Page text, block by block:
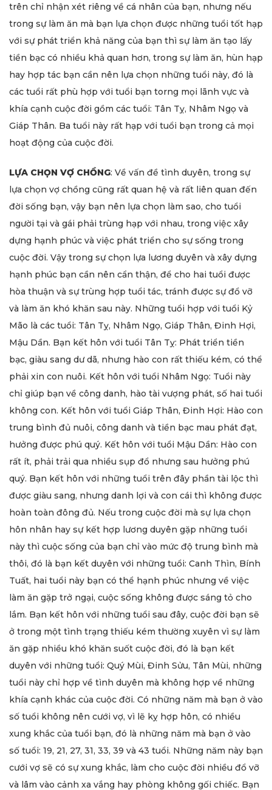
trên chỉ nhận xét riêng về cá nhân của bạn, nhưng nếu
trong sự làm ăn mà bạn lựa chọn được những tuổi tốt hạp
với sự phát triển khả năng của bạn thì sự làm ăn tạo lấy
tiền bạc có nhiều khả quan hơn, trong sự làm ăn, hùn hạp
hay hợp tác bạn cần nên lựa chọn những tuổi này, đó là
các tuổi rất phù hợp với tuổi bạn torng mọi lãnh vực và
khía cạnh cuộc đời gồm các tuổi: Tân Tỵ, Nhâm Ngọ và
Giáp Thân. Ba tuổi này rất hạp với tuổi bạn trong cả mọi
hoạt động của cuộc đời.
LỰA CHỌN VỢ CHỒNG: Về vấn đề tình duyên, trong sự
lựa chọn vợ chồng cũng rất quan hệ và rất liên quan đến
đời sống bạn, vậy bạn nên lựa chọn làm sao, cho tuổi
người tại và gái phải trùng hạp với nhau, trong việc xây
dựng hạnh phúc và việc phát triển cho sự sống trong
cuộc đời. Vậy trong sự chọn lựa lương duyên và xây dựng
hạnh phúc bạn cần nên cẩn thận, để cho hai tuổi được
hòa thuận và sự trùng hợp tuổi tác, tránh được sự đổ vỡ
và làm ăn khó khăn sau này. Những tuổi hợp với tuổi Kỷ
Mão là các tuổi: Tân Tỵ, Nhâm Ngọ, Giáp Thân, Đinh Hợi,
Mậu Dần. Bạn kết hôn với tuổi Tân Tỵ: Phát triển tiền
bạc, giàu sang dư dã, nhưng hào con rất thiếu kém, có thể
phải xin con nuôi. Kết hôn với tuổi Nhâm Ngọ: Tuổi này
chỉ giúp bạn về công danh, hào tài vượng phát, số hai tuổi
không con. Kết hôn với tuổi Giáp Thân, Đinh Hợi: Hào con
trung bình đủ nuôi, công danh và tiền bạc mau phát đạt,
hưởng được phú quý. Kết hôn với tuổi Mậu Dần: Hào con
rất ít, phải trải qua nhiều sụp đổ nhưng sau hưởng phú
quý. Bạn kết hôn với những tuổi trên đây phần tài lộc thì
được giàu sang, nhưng danh lợi và con cái thì không được
hoàn toàn đông đủ. Nếu trong cuộc đời mà sự lựa chọn
hôn nhân hay sự kết hợp lương duyên gặp những tuổi
này thì cuộc sống của bạn chỉ vào mức độ trung bình mà
thôi, đó là bạn kết duyên với những tuổi: Canh Thìn, Bính
Tuất, hai tuổi này bạn có thể hạnh phúc nhưng về việc
làm ăn gặp trở ngại, cuộc sống không được sáng tỏ cho
lắm. Bạn kết hôn với những tuổi sau đây, cuộc đời bạn sẽ
ở trong một tình trạng thiếu kém thường xuyên vì sự làm
ăn gặp nhiều khó khăn suốt cuộc đời, đó là bạn kết
duyên với những tuổi: Quý Mùi, Đinh Sửu, Tân Mùi, những
tuổi này chỉ hợp về tình duyên mà không hợp về những
khía cạnh khác của cuộc đời. Có những năm mà bạn ở vào
số tuổi không nên cưới vợ, vì lẽ kỵ hợp hôn, có nhiều
xung khắc của tuổi bạn, đó là những năm mà bạn ở vào
số tuổi: 19, 21, 27, 31, 33, 39 và 43 tuổi. Những năm này bạn
cưới vợ sẽ có sự xung khắc, làm cho cuộc đời nhiều đổ vỡ
và lâm vào cảnh xa vắng hay phòng không gối chiếc. Bạn